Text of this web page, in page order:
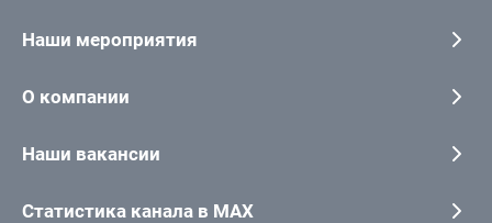
Наши мероприятия
О компании
Наши вакансии
Статистика канала в MAX